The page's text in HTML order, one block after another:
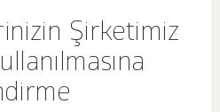
Şirketimiz